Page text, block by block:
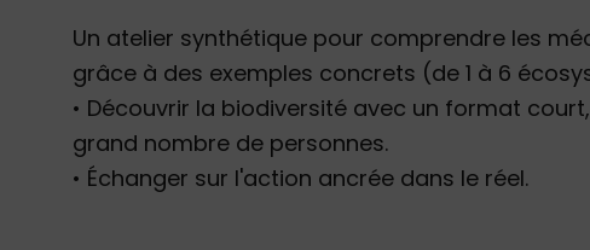
Un atelier synthétique pour comprendre les
grâce à des exemples concrets (de 1 à 6
• Découvrir la biodiversité avec un format
grand nombre de personnes.
• Échanger sur l'action ancrée dans le réel.